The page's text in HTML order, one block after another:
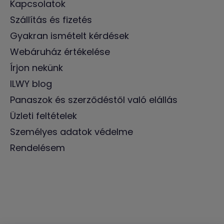
Kapcsolatok
Szállítás és fizetés
Gyakran ismételt kérdések
Webáruház értékelése
Írjon nekünk
ILWY blog
Panaszok és szerződéstől való elállás
Üzleti feltételek
Személyes adatok védelme
Rendelésem